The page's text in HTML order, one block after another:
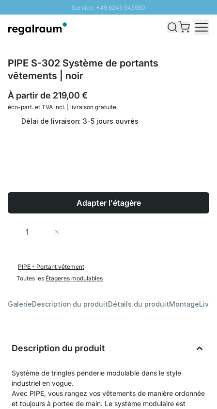
Service: +49 6245 945960
Livraison rapide - Livraison gratuite dès 100€
PIPE S-302 Système de portants
vêtements | noir
À partir de 219,00 €
éco-part. et TVA incl. | livraison gratuite
Délai de livraison: 3-5 jours ouvrés
Adapter l'étagère
Quantité
PIPE - Portant vêtement
Toutes les Étageres modulables
GalerieDescription du produitDétails du produitMontage
Description du produit
Système de tringles penderie modulable dans le style
industriel en vogue.
Avec PIPE, vous rangez vos vêtements de manière ordonnée
et toujours à portée de main. Le système modulaire est